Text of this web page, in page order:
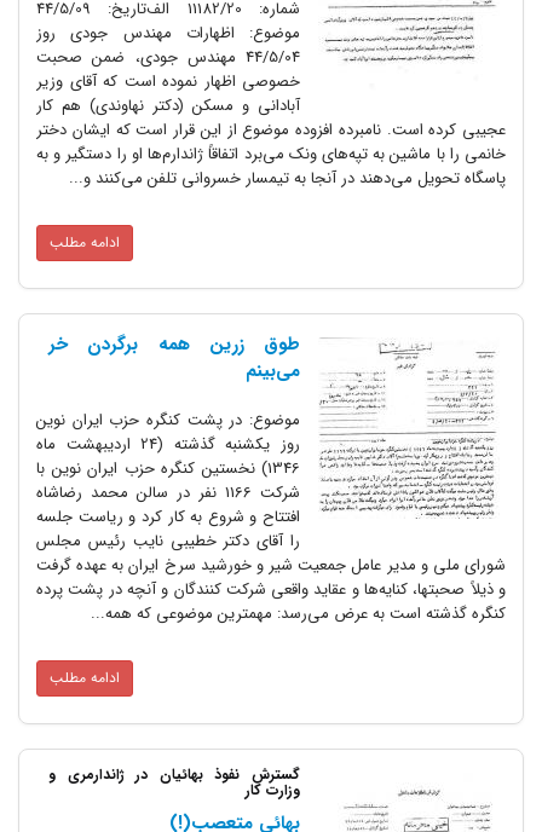
شماره‌: 11182/20 الف‌تاریخ‌: 44/5/09
موضوع‌: اظهارات مهندس جودی روز
44/5/04 مهندس جودی‌، ضمن صحبت
خصوصی اظهار نموده است که آقای وزیر
آبادانی و مسکن (دکتر نهاوندی‌) هم کار
نامبرده افزوده موضوع از این قرار است که ایشان دختر
به تپه‌های ونک می‌برد اتفاقاً ژاندارم‌ها او را دستگیر و به
می‌دهند در آنجا به تیمسار خسروانی تلفن می‌کنند و...
طوق زرین همه برگردن خر
می‌بینم
موضوع‌: در پشت کنگره حزب ایران نوین
روز یکشنبه گذشته (24 اردیبهشت ماه
1346) نخستین کنگره حزب ایران نوین با
شرکت 1166 نفر در سالن محمد رضاشاه
افتتاح و شروع به کار کرد و ریاست جلسه
را آقای دکتر خطیبی نایب رئیس مجلس
عامل جمعیت شیر و خورشید سرخ ایران به عهده گرفت
کنایه‌ها و عقاید واقعی شرکت کنندگان و آنچه در پشت پرده
است به عرض می‌رسد: مهمترین موضوعی که همه...
گسترش نفوذ بهائیان در ژاندارمری و
وزارت کار
بهائی متعصب‌(!)